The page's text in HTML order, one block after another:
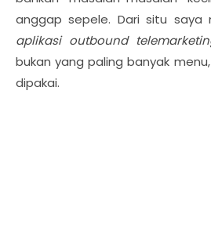
anggap sepele. Dari situ saya
aplikasi outbound
bukan yang paling banyak
dipakai.